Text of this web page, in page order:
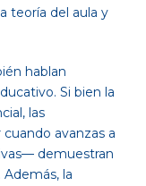
teoría del aula y
hablan
Si bien la
las
avanzas a
demuestran
la